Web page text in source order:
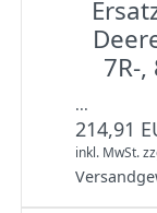
7R-,
...
214,91
inkl. MwSt.